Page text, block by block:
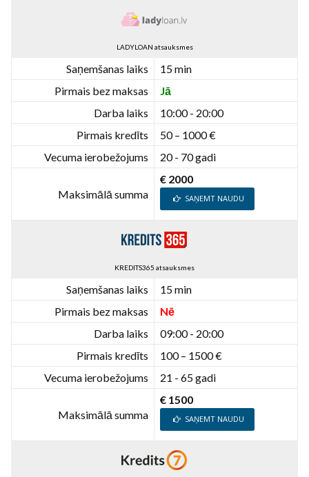
LADYLOAN atsauksmes
Saņemšanas laiks
15 min
Pirmais bez maksas
Jā
Darba laiks
10:00 - 20:00
Pirmais kredīts
50 – 1000 €
Vecuma ierobežojums
20 - 70 gadi
Maksimālā summa
€ 2000
SAŅEMT NAUDU
KREDITS365 atsauksmes
Saņemšanas laiks
15 min
Pirmais bez maksas
Nē
Darba laiks
09:00 - 20:00
Pirmais kredīts
100 – 1500 €
Vecuma ierobežojums
21 - 65 gadi
Maksimālā summa
€ 1500
SAŅEMT NAUDU